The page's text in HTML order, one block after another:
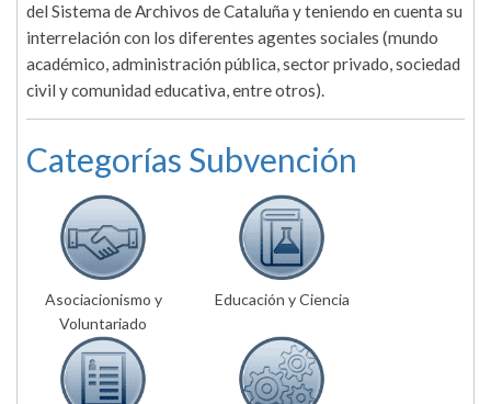
del Sistema de Archivos de Cataluña y teniendo en cuenta su
interrelación con los diferentes agentes sociales (mundo
académico, administración pública, sector privado, sociedad
civil y comunidad educativa, entre otros).
Categorías Subvención
Asociacionismo y
Voluntariado
Educación y Ciencia